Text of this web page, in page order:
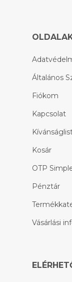
Általános
Fiókom
Kapcsolat
Kosár
OTP
Pénztár
Vásárlási